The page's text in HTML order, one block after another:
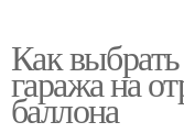
Отопления для
Как
гаража на
баллона